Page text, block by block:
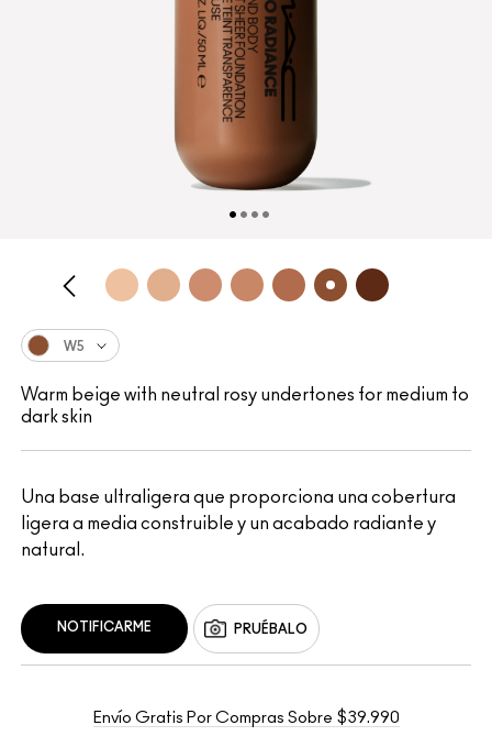
Una base ultraligera que proporciona una cobertura
ligera a media construible y un acabado radiante y
natural.
W5
Warm beige with neutral rosy undertones for medium to
dark skin
PRUÉBALO
NOTIFICARME
Envío Gratis Por Compras Sobre $39.990